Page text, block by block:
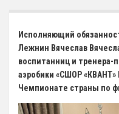
5 Руководство.
Тренерский
Исполняющий
Лежнин Вячеслав
воспитанниц и тренера-
аэробики «СШОР «КВАНТ»
Чемпионате страны по